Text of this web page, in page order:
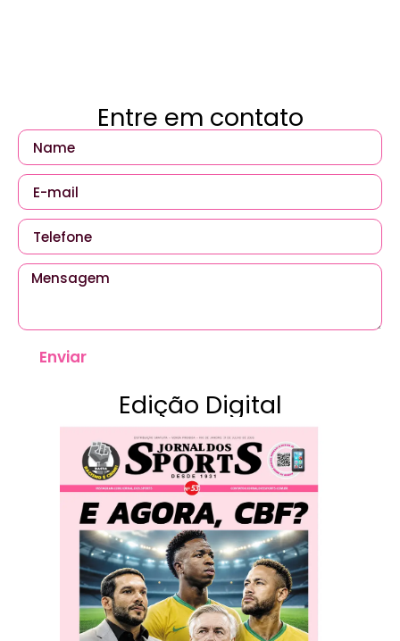
Entre em contato
Enviar
Edição Digital